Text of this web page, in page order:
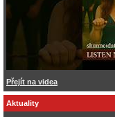
Přejít na videa
Aktuality